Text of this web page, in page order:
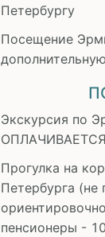
Петербургу
Посещение
Экскурсия по
Прогулка на
Петербурга (не
пенсионеры -